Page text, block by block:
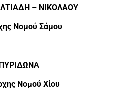
– ΝΙΚΟΛΑΟΥ
Νομού Σάμου
Νομού Χίου